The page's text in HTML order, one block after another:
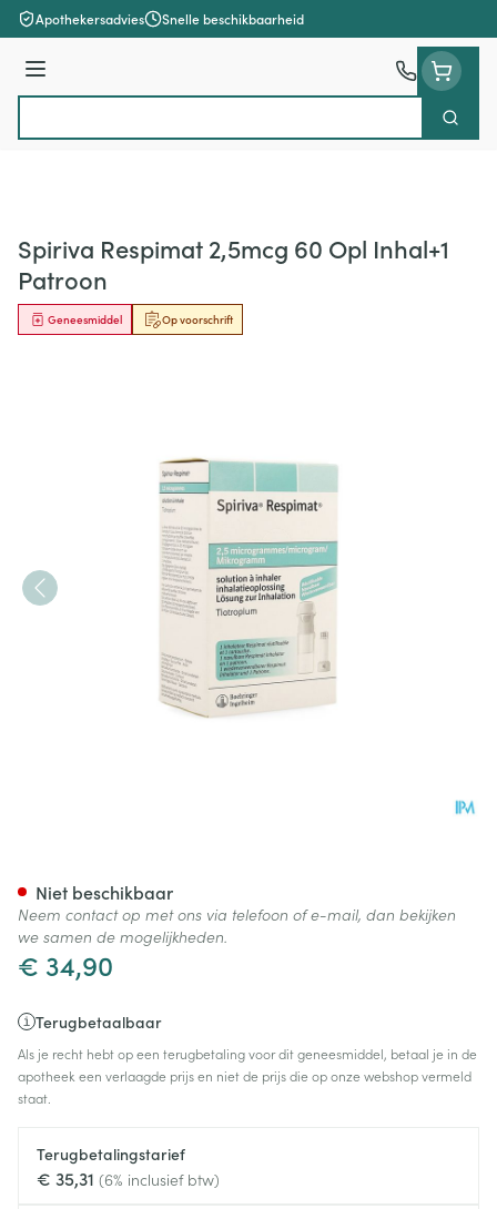
Ga naar de inhoud
Apothekersadvies Snelle beschikbaarheid
Menu
Zoek
Spiriva Respimat 2,5mcg 60 Opl Inhal+1
Patroon
Op voorschrift
Geneesmiddel
€ 34,90
Terugbetaalbaar
Als je recht hebt op een terugbetaling voor dit geneesmiddel, betaal je in de
apotheek een verlaagde prijs en niet de prijs die op onze webshop vermeld
staat.
Terugbetalingstarief
€ 35,31 (6% inclusief btw)
Niet beschikbaar
Neem contact op met ons via telefoon of e-mail, dan bekijken
we samen de mogelijkheden.